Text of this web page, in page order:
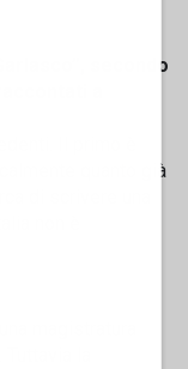
secondo
a
Il primo è
quanto già
di scrivere una
non è
magistratura
la